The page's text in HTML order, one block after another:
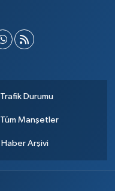
Trafik Durumu
Tüm Manşetler
Haber Arşivi